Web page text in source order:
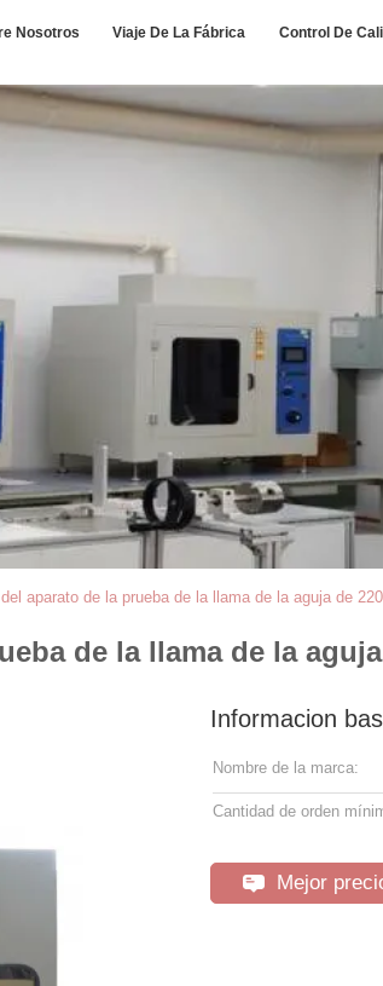
Nosotros Viaje De La Fábrica Control De
aparato de la prueba de la llama de la aguja de
de la llama de la
Informacion
Nombre de la marca:
Cantidad de orden
Mejor